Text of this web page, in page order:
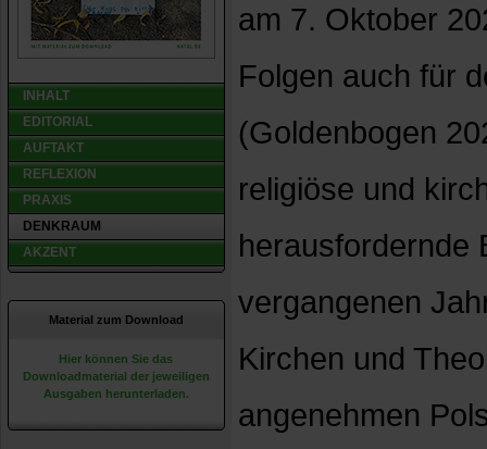
INHALT
EDITORIAL
AUFTAKT
REFLEXION
PRAXIS
DENKRAUM
AKZENT
Material zum Download
Hier können Sie das
Downloadmaterial der jeweiligen
Ausgaben herunterladen.
am 7. Oktober
Folgen auch für
(Goldenbogen
religiöse und
herausfordernde
vergangenen
Kirchen und
angenehmen